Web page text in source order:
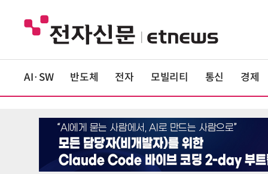
AI·SW 반도체 전자 모빌리티 통신 경제